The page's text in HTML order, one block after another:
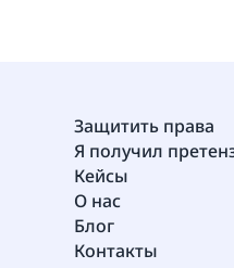
Защитить права
Я получил
Кейсы
О нас
Блог
Контакты